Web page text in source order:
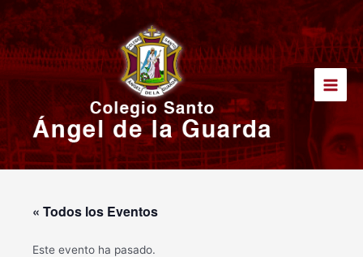
al
contenido
Main
« Todos los Eventos
Este evento ha pasado.